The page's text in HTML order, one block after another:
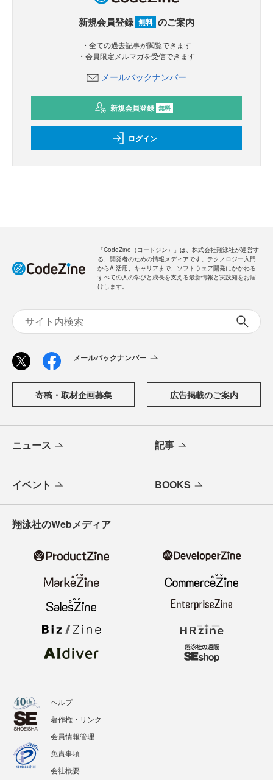
新規会員登録 無料 のご案内
・全ての過去記事が閲覧できます
・会員限定メルマガを受信できます
メールバックナンバー
新規会員登録 無料
ログイン
「CodeZine（コードジン）」は、株式会社翔泳社が運営す
る、開発者のための情報メディアです。テクノロジー入門
からAI活用、キャリアまで、ソフトウェア開発にかかわる
すべての人の学びと成長を支える最新情報と実践知をお届
けします。
メールバックナンバー
寄稿・取材企画募集 広告掲載のご案内
ニュース 記事
イベント BOOKS
翔泳社のWebメディア
ヘルプ
著作権・リンク
会員情報管理
免責事項
会社概要